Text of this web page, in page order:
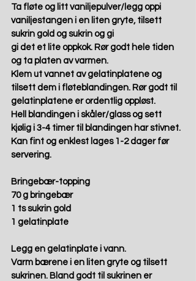
Ta fløte og litt vaniljepulver/legg oppi
vaniljestangen i en liten gryte, tilsett
sukrin gold og sukrin og gi
gi det et lite oppkok. Rør godt hele tiden
og ta platen av varmen.
Klem ut vannet av gelatinplatene og
tilsett dem i fløteblandingen. Rør godt til
gelatinplatene er ordentlig oppløst.
Hell blandingen i skåler/glass og sett
kjølig i 3-4 timer til blandingen har stivnet.
Kan fint og enklest lages 1-2 dager før
servering.
Bringebær-topping
70 g bringebær
1 ts sukrin gold
1 gelatinplate
Legg en gelatinplate i vann.
Varm bærene i en liten gryte og tilsett
sukrinen. Bland godt til sukrinen er